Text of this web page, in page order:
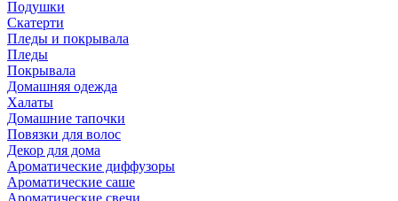
Подушки
Скатерти
Пледы и покрывала
Пледы
Покрывала
Домашняя одежда
Халаты
Домашние тапочки
Повязки для волос
Декор для дома
Ароматические диффузоры
Ароматические саше
Ароматические свечи